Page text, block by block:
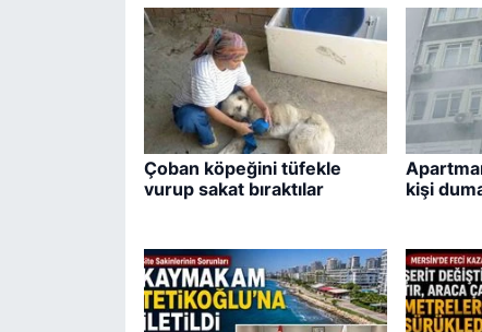
Çoban köpeğini tüfekle
vurup sakat bıraktılar
kişi